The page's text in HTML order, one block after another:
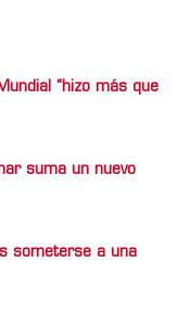
“hizo más que
suma un nuevo
someterse a una